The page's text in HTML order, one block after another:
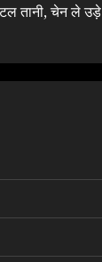
तानी, चेन ले उड़े